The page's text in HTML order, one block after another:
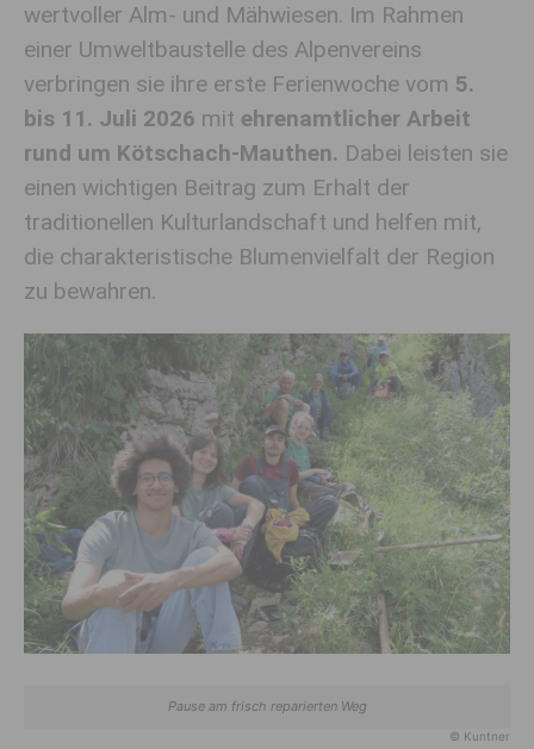
wertvoller Alm- und Mähwiesen. Im Rahmen
einer Umweltbaustelle des Alpenvereins
verbringen sie ihre erste Ferienwoche vom 5.
bis 11. Juli 2026 mit ehrenamtlicher Arbeit
rund um Kötschach-Mauthen. Dabei leisten sie
einen wichtigen Beitrag zum Erhalt der
traditionellen Kulturlandschaft und helfen mit,
die charakteristische Blumenvielfalt der Region
zu bewahren.
Pause am frisch reparierten Weg
© Kuntner